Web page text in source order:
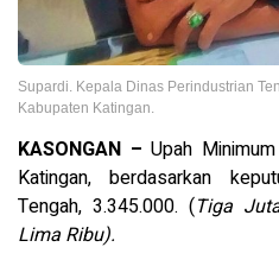
Supardi. Kepala Dinas Perindustrian
Kabupaten Katingan.
KASONGAN –Upah
Katingan, berdasarkan
Tengah, 3.345.000. (Tiga
Lima Ribu).